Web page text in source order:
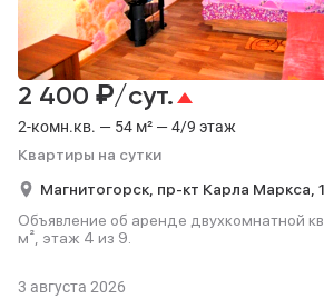
2-комн.кв. — 54 м² — 4/9 этаж
Квартиры на сутки
2 400 ₽/сут.
Магнитогорск, пр-кт Карла Маркса,
Объявление об аренде двухкомнатной
м², этаж 4 из 9.
3 августа 2026